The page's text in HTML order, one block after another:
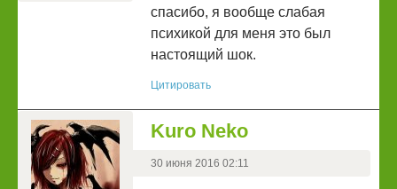
спасибо, я вообще слабая
психикой для меня это был
настоящий шок.
Цитировать
Kuro Neko
30 июня 2016 02:11